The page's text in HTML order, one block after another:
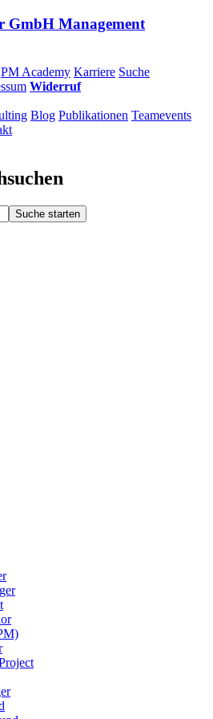
PM Academy Karriere Suche
Widerruf
Blog Publikationen Teamevents
Suche starten